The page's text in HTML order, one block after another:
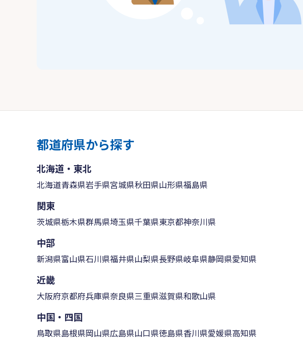
都道府県から探す
北海道・東北
北海道青森県岩手県宮城県秋田県山形県福島県
関東
茨城県栃木県群馬県埼玉県千葉県東京都神奈川県
中部
新潟県富山県石川県福井県山梨県長野県岐阜県静岡県愛知県
近畿
大阪府京都府兵庫県奈良県三重県滋賀県和歌山県
中国・四国
鳥取県島根県岡山県広島県山口県徳島県香川県愛媛県高知県